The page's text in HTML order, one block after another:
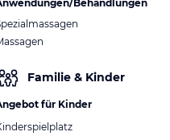
Behandlungen
Familie & Kinder
für Kinder